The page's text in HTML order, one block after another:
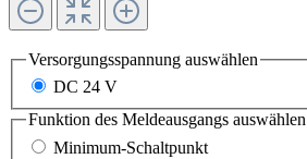
Versorgungsspannung auswählen
DC 24 V
Funktion des Meldeausgangs auswählen
Minimum-Schaltpunkt